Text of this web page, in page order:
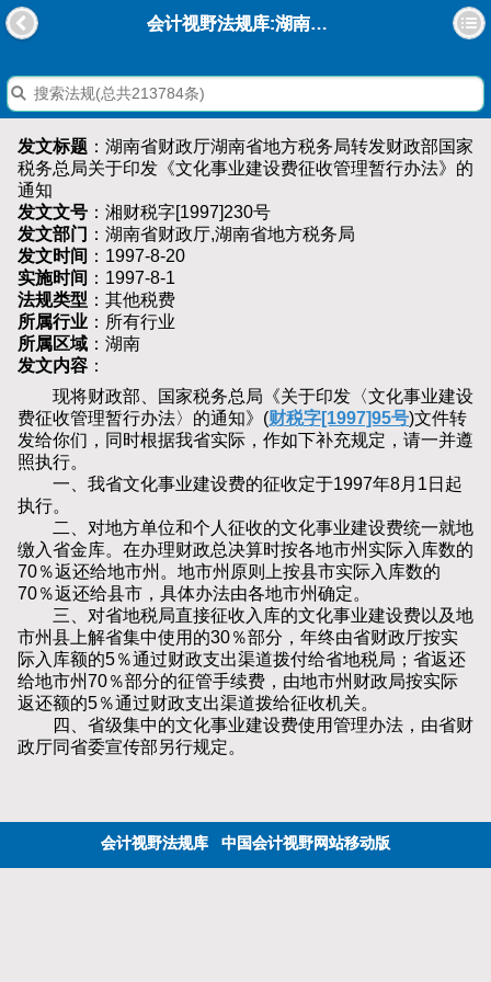
会计视野法规库:湖南省财政厅湖南省地方税务局转发财政部国家税务总局关于印发《文化事业建设费征收管理暂行办法》的通知
发文标题 ：湖南省财政厅湖南省地方税务局转发财政部国家
税务总局关于印发《文化事业建设费征收管理暂行办法》的
通知
发文文号 ：湘财税字[1997]230号
发文部门 ：湖南省财政厅,湖南省地方税务局
发文时间 ：1997-8-20
实施时间 ：1997-8-1
法规类型 ：其他税费
所属行业 ：所有行业
所属区域 ：湖南
发文内容 ：
现将财政部、国家税务总局《关于印发〈文化事业建设
费征收管理暂行办法〉的通知》(财税字[1997]95号)文件转
发给你们，同时根据我省实际，作如下补充规定，请一并遵
照执行。
一、我省文化事业建设费的征收定于1997年8月1日起
执行。
二、对地方单位和个人征收的文化事业建设费统一就地
缴入省金库。在办理财政总决算时按各地市州实际入库数的
70％返还给地市州。地市州原则上按县市实际入库数的
70％返还给县市，具体办法由各地市州确定。
三、对省地税局直接征收入库的文化事业建设费以及地
市州县上解省集中使用的30％部分，年终由省财政厅按实
际入库额的5％通过财政支出渠道拨付给省地税局；省返还
给地市州70％部分的征管手续费，由地市州财政局按实际
返还额的5％通过财政支出渠道拨给征收机关。
四、省级集中的文化事业建设费使用管理办法，由省财
政厅同省委宣传部另行规定。
会计视野法规库 中国会计视野网站移动版